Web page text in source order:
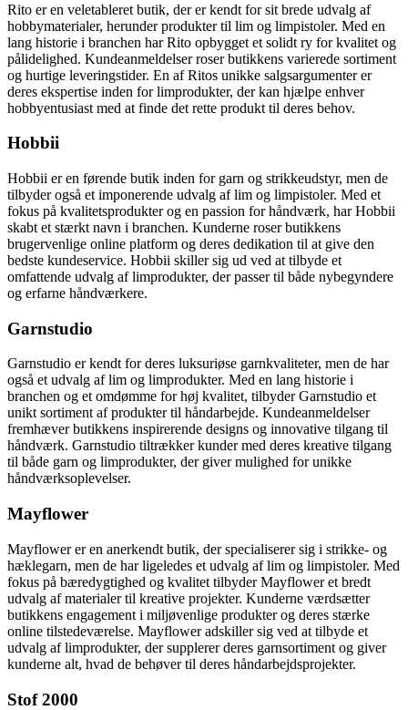
Rito er en veletableret butik, der er kendt for sit brede udvalg af
hobbymaterialer, herunder produkter til lim og limpistoler. Med en
lang historie i branchen har Rito opbygget et solidt ry for kvalitet og
pålidelighed. Kundeanmeldelser roser butikkens varierede sortiment
og hurtige leveringstider. En af Ritos unikke salgsargumenter er
deres ekspertise inden for limprodukter, der kan hjælpe enhver
hobbyentusiast med at finde det rette produkt til deres behov.
Hobbii
Hobbii er en førende butik inden for garn og strikkeudstyr, men de
tilbyder også et imponerende udvalg af lim og limpistoler. Med et
fokus på kvalitetsprodukter og en passion for håndværk, har Hobbii
skabt et stærkt navn i branchen. Kunderne roser butikkens
brugervenlige online platform og deres dedikation til at give den
bedste kundeservice. Hobbii skiller sig ud ved at tilbyde et
omfattende udvalg af limprodukter, der passer til både nybegyndere
og erfarne håndværkere.
Garnstudio
Garnstudio er kendt for deres luksuriøse garnkvaliteter, men de har
også et udvalg af lim og limprodukter. Med en lang historie i
branchen og et omdømme for høj kvalitet, tilbyder Garnstudio et
unikt sortiment af produkter til håndarbejde. Kundeanmeldelser
fremhæver butikkens inspirerende designs og innovative tilgang til
håndværk. Garnstudio tiltrækker kunder med deres kreative tilgang
til både garn og limprodukter, der giver mulighed for unikke
håndværksoplevelser.
Mayflower
Mayflower er en anerkendt butik, der specialiserer sig i strikke- og
hæklegarn, men de har ligeledes et udvalg af lim og limpistoler. Med
fokus på bæredygtighed og kvalitet tilbyder Mayflower et bredt
udvalg af materialer til kreative projekter. Kunderne værdsætter
butikkens engagement i miljøvenlige produkter og deres stærke
online tilstedeværelse. Mayflower adskiller sig ved at tilbyde et
udvalg af limprodukter, der supplerer deres garnsortiment og giver
kunderne alt, hvad de behøver til deres håndarbejdsprojekter.
Stof 2000